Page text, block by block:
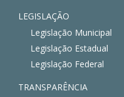
LEGISLAÇÃO
Legislação Municipal
Legislação Estadual
Legislação Federal
TRANSPARÊNCIA